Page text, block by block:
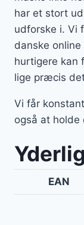
har et stort
udforske i. Vi
danske
hurtigere kan
lige præcis
Vi får
også at
EAN